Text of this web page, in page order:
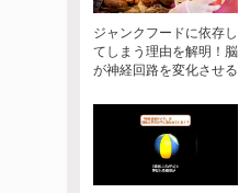
ジャンクフードに依存し
てしまう理由を解明！脳
が神経回路を変化させる